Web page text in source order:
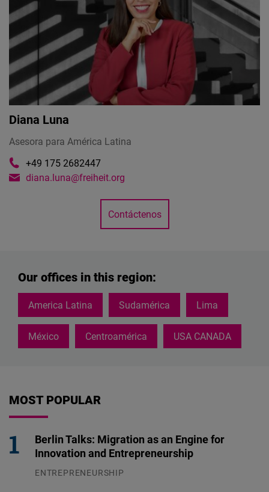
Diana Luna
Asesora para América Latina
+49 175 2682447‬
diana.luna@freiheit.org
Contáctenos
Our offices in this region:
America Latina Sudamérica Lima
México Centroamérica USA CANADA
MOST POPULAR
Berlin Talks: Migration as an Engine for
Innovation and Entrepreneurship
ENTREPRENEURSHIP